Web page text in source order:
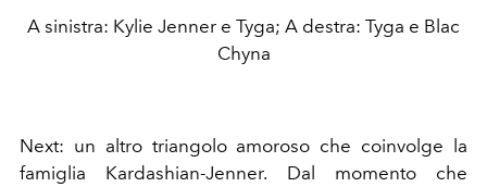
A sinistra: Kylie Jenner e Tyga; A destra: Tyga e Blac
Chyna
Next: un altro triangolo amoroso che coinvolge la
famiglia Kardashian-Jenner. Dal momento che